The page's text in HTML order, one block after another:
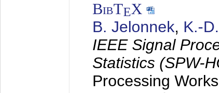
BibTEX
B. Jelonnek, K.-
IEEE Signal
Statistics (SPW-
Processing